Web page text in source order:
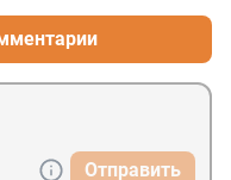
Отправить